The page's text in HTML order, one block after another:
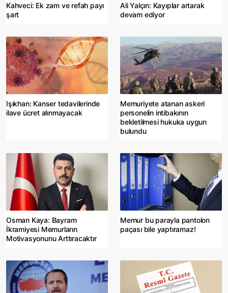
Kahveci: Ek zam ve refah payı
şart
Ali Yalçın: Kayıplar artarak
devam ediyor
Işıkhan: Kanser tedavilerinde
ilave ücret alınmayacak
Memuriyete atanan askeri
personelin intibakının
bekletilmesi hukuka uygun
bulundu
Osman Kaya: Bayram
İkramiyesi Memurların
Motivasyonunu Arttıracaktır
Memur bu parayla pantolon
paçası bile yaptıramaz!